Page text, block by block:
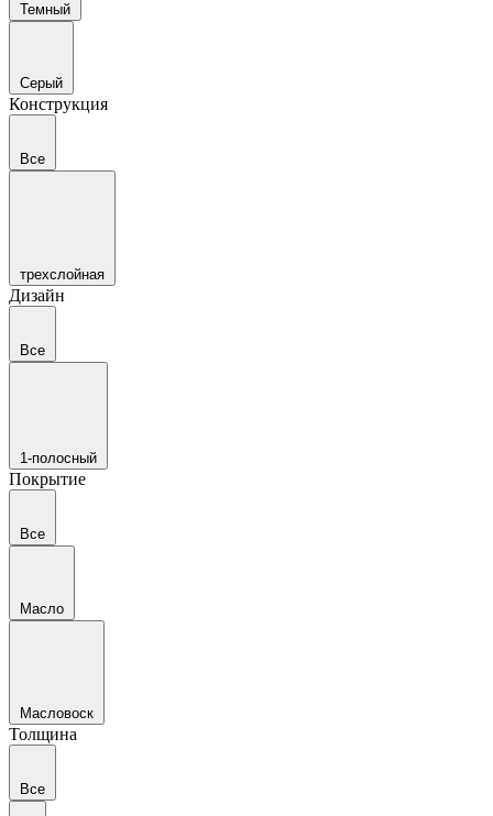
Темный
Серый
Конструкция
Все
трехслойная
Дизайн
Все
1-полосный
Покрытие
Все
Масло
Масловоск
Толщина
Все